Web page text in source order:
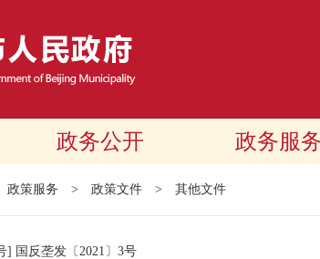
政务公开 政务服
政策服务 > 政策文件 > 其他文件
] 国反垄发 〔2021〕 3号